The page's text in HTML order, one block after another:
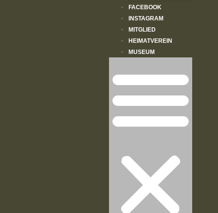
FACEBOOK
INSTAGRAM
MITGLIED
HEIMATVEREIN
MUSEUM